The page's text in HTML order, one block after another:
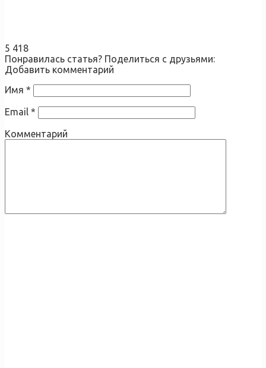
5 418
Понравилась статья? Поделиться с друзьями:
Добавить комментарий
Имя *
Email *
Комментарий